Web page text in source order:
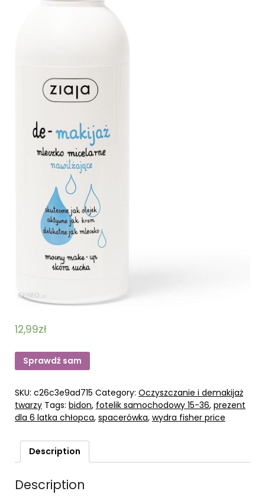
12,99zł
Sprawdź sam
SKU: c26c3e9ad715 Category: Oczyszczanie i demakijaż
twarzy Tags: bidon, fotelik samochodowy 15-36, prezent
dla 6 latka chłopca, spacerówka, wydra fisher price
Description
Description